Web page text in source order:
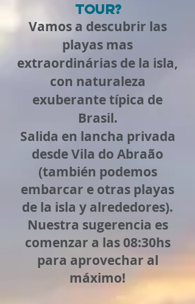
tour?
Vamos a descubrir las
playas mas
extraordinárias de la isla,
con naturaleza
exuberante típica de
Brasil.
Salida en lancha privada
desde Vila do Abraão
(también podemos
embarcar e otras playas
de la isla y alrededores).
Nuestra sugerencia es
comenzar a las 08:30hs
para aprovechar al
máximo!